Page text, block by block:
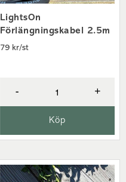
LightsOn
Förlängningskabel 2.5m
79 kr/st
- +
Köp